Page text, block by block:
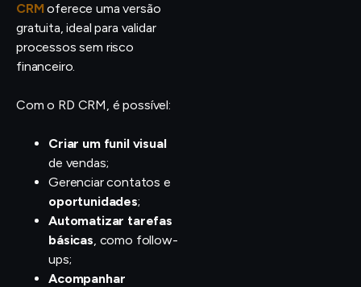
CRM oferece uma versão
gratuita, ideal para validar
processos sem risco
financeiro.
Com o RD CRM, é possível:
Criar um funil visual
de vendas;
Gerenciar contatos e
oportunidades;
Automatizar tarefas
básicas, como follow-
ups;
Acompanhar